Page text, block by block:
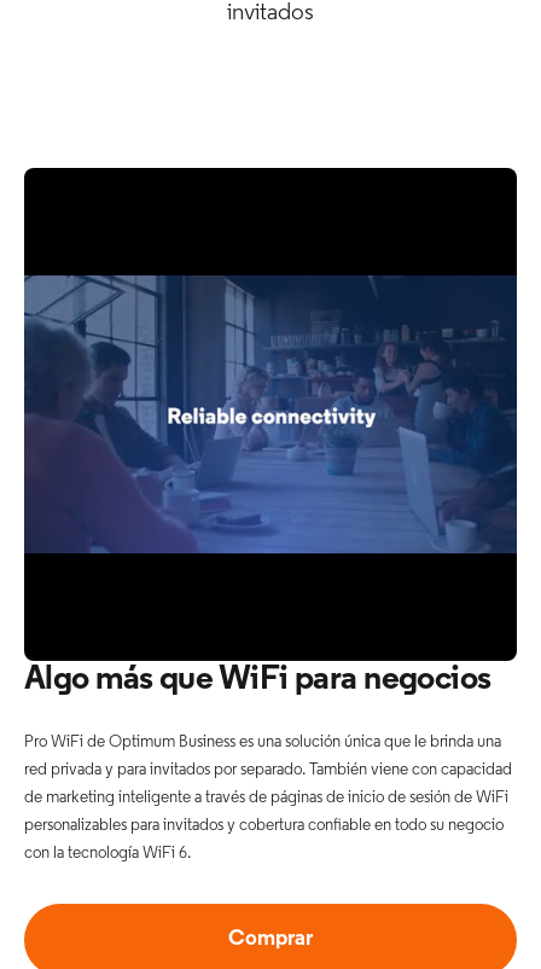
invitados
0
of
52
seconds
Algo más que WiFi para negocios
Pro WiFi de Optimum Business es una solución única que le brinda una
red privada y para invitados por separado. También viene con capacidad
de marketing inteligente a través de páginas de inicio de sesión de WiFi
personalizables para invitados y cobertura confiable en todo su negocio
con la tecnología WiFi 6.
Comprar